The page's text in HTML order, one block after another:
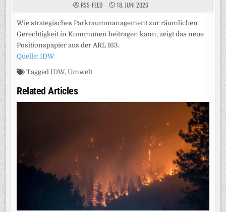
RSS-FEED 18. JUNI 2026
Wie strategisches Parkraummanagement zur räumlichen
Gerechtigkeit in Kommunen beitragen kann, zeigt das neue
Positionspapier aus der ARL 163.
Quelle: IDW
TaggedIDW,Umwelt
Related Articles